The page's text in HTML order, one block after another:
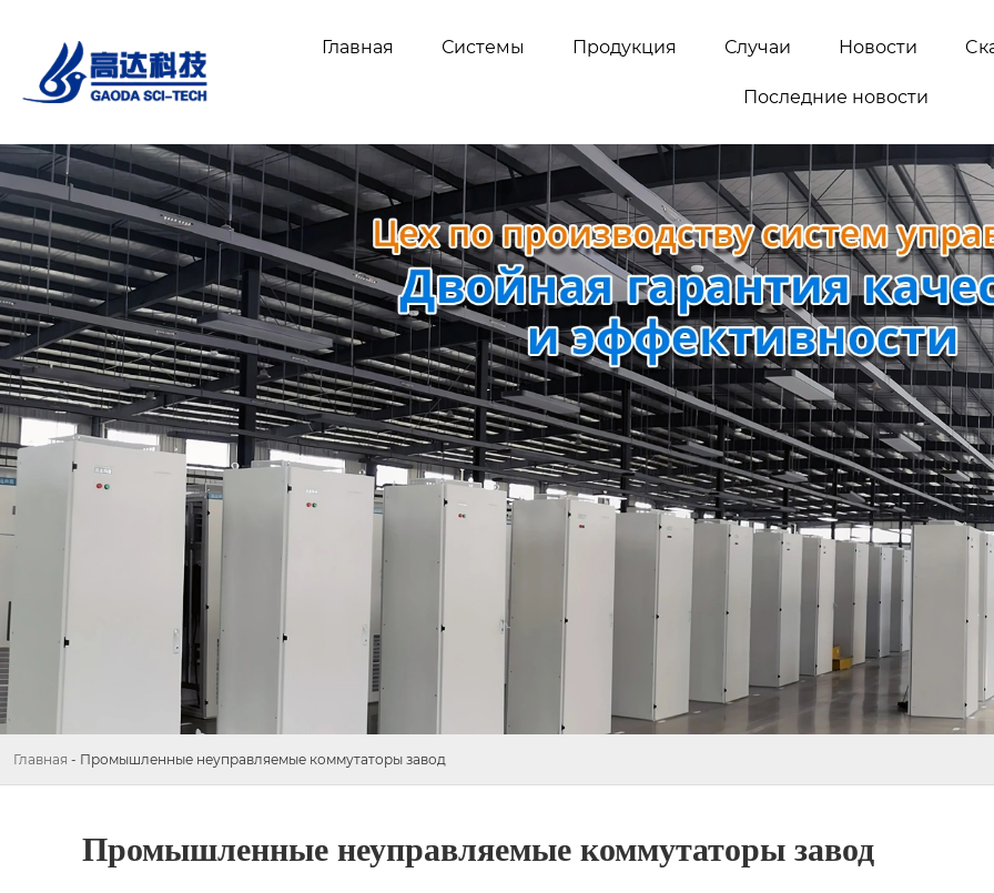
Главная Системы Продукция Случаи Новости
Последние новости
Главная - Промышленные неуправляемые коммутаторы завод
Промышленные неуправляемые коммутаторы завод